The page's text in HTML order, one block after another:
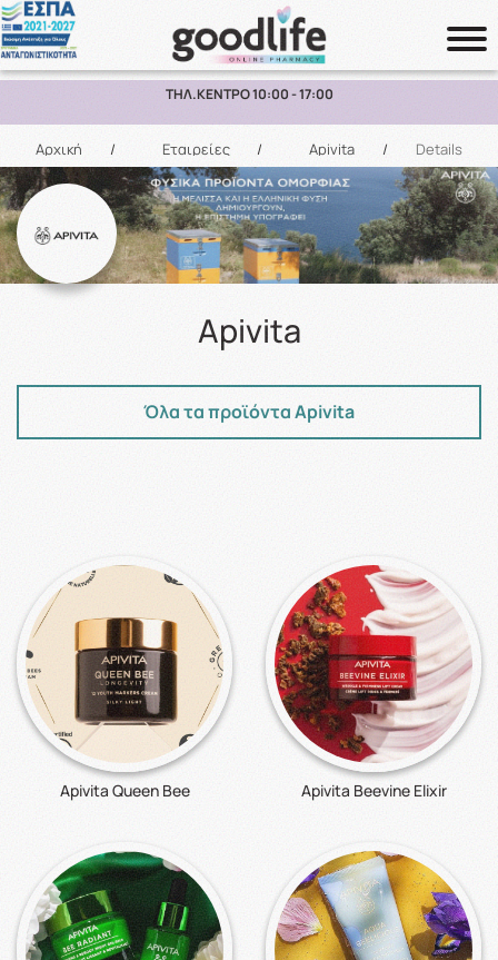
Αναζήτηση
ΠΑΡΑΛΑΒΗ ΑΠΟ ΤΟ ΚΑΤΑΣΤΗΜΑ ΑΝΩ ΤΩΝ 10€
Αρχική / Εταιρείες / Apivita / Details
Apivita
Όλα τα προϊόντα Apivita
Apivita Queen Bee Apivita Beevine Elixir